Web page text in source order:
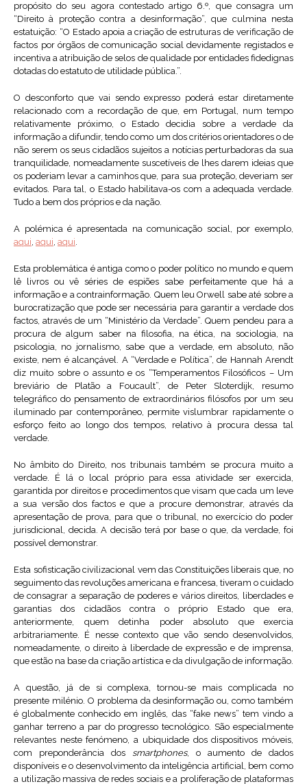
propósito do seu agora contestado artigo 6.º, que consagra um
“Direito à proteção contra a desinformação”, que culmina nesta
estatuição: “O Estado apoia a criação de estruturas de verificação de
factos por órgãos de comunicação social devidamente registados e
incentiva a atribuição de selos de qualidade por entidades fidedignas
dotadas do estatuto de utilidade pública.”.
O desconforto que vai sendo expresso poderá estar diretamente
relacionado com a recordação de que, em Portugal, num tempo
relativamente próximo, o Estado decidia sobre a verdade da
informação a difundir, tendo como um dos critérios orientadores o de
não serem os seus cidadãos sujeitos a notícias perturbadoras da sua
tranquilidade, nomeadamente suscetíveis de lhes darem ideias que
os poderiam levar a caminhos que, para sua proteção, deveriam ser
evitados. Para tal, o Estado habilitava-os com a adequada verdade.
Tudo a bem dos próprios e da nação.
A polémica é apresentada na comunicação social, por exemplo,
aqui, aqui, aqui.
Esta problemática é antiga como o poder político no mundo e quem
lê livros ou vê séries de espiões sabe perfeitamente que há a
informação e a contrainformação. Quem leu Orwell sabe até sobre a
burocratização que pode ser necessária para garantir a verdade dos
factos, através de um “Ministério da Verdade”. Quem pendeu para a
procura de algum saber na filosofia, na ética, na sociologia, na
psicologia, no jornalismo, sabe que a verdade, em absoluto, não
existe, nem é alcançável. A “Verdade e Política”, de Hannah Arendt
diz muito sobre o assunto e os “Temperamentos Filosóficos – Um
breviário de Platão a Foucault”, de Peter Sloterdijk, resumo
telegráfico do pensamento de extraordinários filósofos por um seu
iluminado par contemporâneo, permite vislumbrar rapidamente o
esforço feito ao longo dos tempos, relativo à procura dessa tal
verdade.
No âmbito do Direito, nos tribunais também se procura muito a
verdade. É lá o local próprio para essa atividade ser exercida,
garantida por direitos e procedimentos que visam que cada um leve
a sua versão dos factos e que a procure demonstrar, através da
apresentação de prova, para que o tribunal, no exercício do poder
jurisdicional, decida. A decisão terá por base o que, da verdade, foi
possível demonstrar.
Esta sofisticação civilizacional vem das Constituições liberais que, no
seguimento das revoluções americana e francesa, tiveram o cuidado
de consagrar a separação de poderes e vários direitos, liberdades e
garantias dos cidadãos contra o próprio Estado que era,
anteriormente, quem detinha poder absoluto que exercia
arbitrariamente. É nesse contexto que vão sendo desenvolvidos,
nomeadamente, o direito à liberdade de expressão e de imprensa,
que estão na base da criação artística e da divulgação de informação.
A questão, já de si complexa, tornou-se mais complicada no
presente milénio. O problema da desinformação ou, como também
é globalmente conhecido em inglês, das “fake news” tem vindo a
ganhar terreno a par do progresso tecnológico. São especialmente
relevantes neste fenómeno, a ubiquidade dos dispositivos móveis,
com preponderância dos smartphones, o aumento de dados
disponíveis e o desenvolvimento da inteligência artificial, bem como
a utilização massiva de redes sociais e a proliferação de plataformas